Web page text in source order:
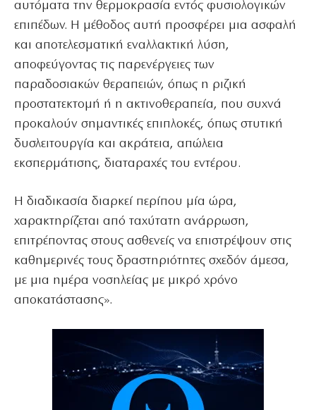
αυτόματα την θερμοκρασία εντός φυσιολογικών
επιπέδων. Η μέθοδος αυτή προσφέρει μια ασφαλή
και αποτελεσματική εναλλακτική λύση,
αποφεύγοντας τις παρενέργειες των
παραδοσιακών θεραπειών, όπως η ριζική
προστατεκτομή ή η ακτινοθεραπεία, που συχνά
προκαλούν σημαντικές επιπλοκές, όπως στυτική
δυσλειτουργία και ακράτεια, απώλεια
εκσπερμάτισης, διαταραχές του εντέρου.
Η διαδικασία διαρκεί περίπου μία ώρα,
χαρακτηρίζεται από ταχύτατη ανάρρωση,
επιτρέποντας στους ασθενείς να επιστρέψουν στις
καθημερινές τους δραστηριότητες σχεδόν άμεσα,
με μια ημέρα νοσηλείας με μικρό χρόνο
αποκατάστασης».